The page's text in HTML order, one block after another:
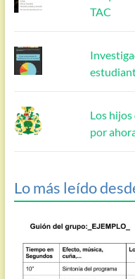
TAC
Los hijos
por
Lo más leído